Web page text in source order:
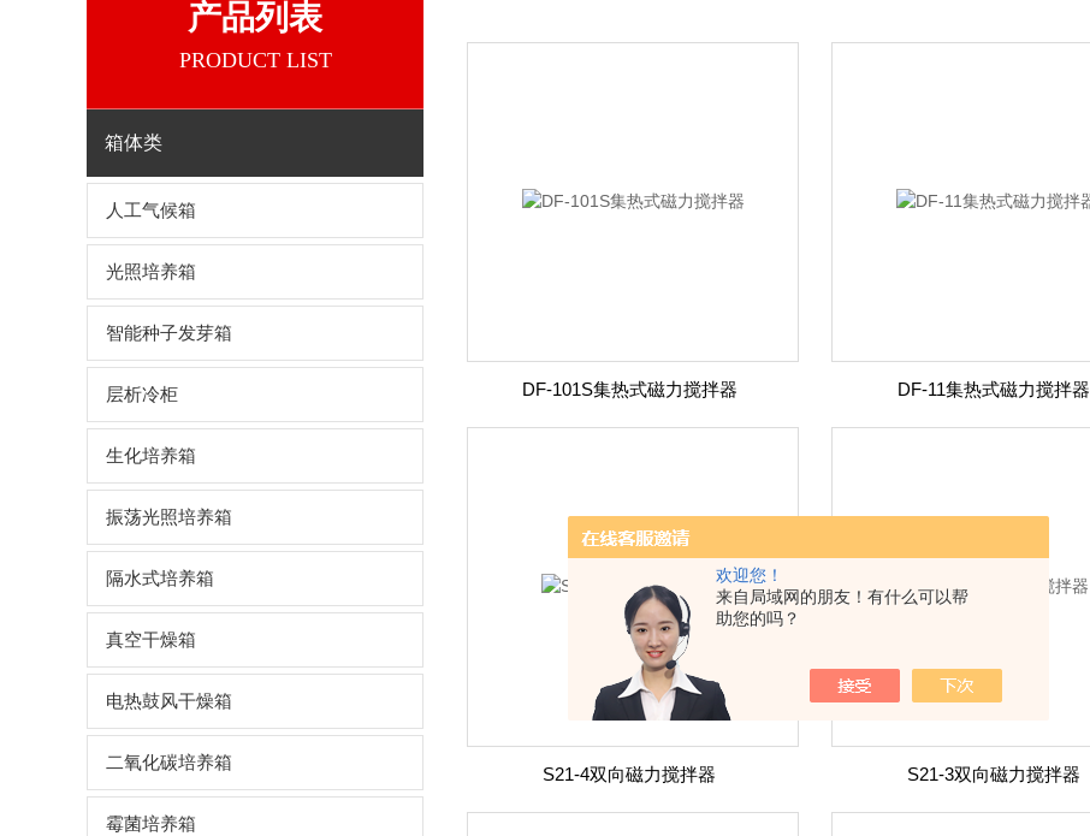
欢迎您！
来自局域网的朋友！有什么可以帮
助您的吗？
产品列表
PRODUCT LIST
箱体类
人工气候箱
光照培养箱
智能种子发芽箱
层析冷柜
生化培养箱
振荡光照培养箱
隔水式培养箱
真空干燥箱
电热鼓风干燥箱
二氧化碳培养箱
霉菌培养箱
DF-101S集热式磁力搅拌器 DF-11集热式磁力搅拌器
S21-4双向磁力搅拌器 S21-3双向磁力搅拌器